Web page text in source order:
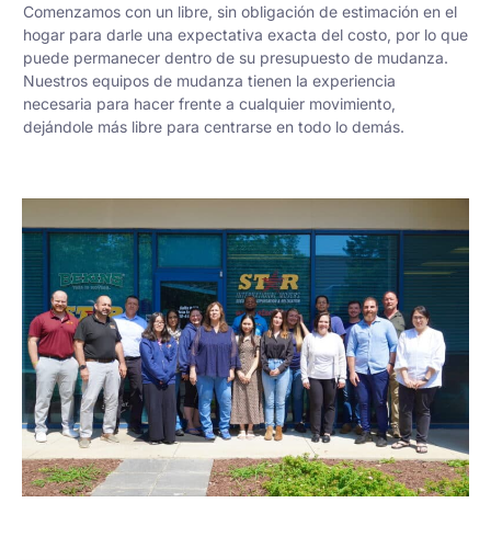
Comenzamos con un libre, sin obligación de estimación en el
hogar para darle una expectativa exacta del costo, por lo que
puede permanecer dentro de su presupuesto de mudanza.
Nuestros equipos de mudanza tienen la experiencia
necesaria para hacer frente a cualquier movimiento,
dejándole más libre para centrarse en todo lo demás.